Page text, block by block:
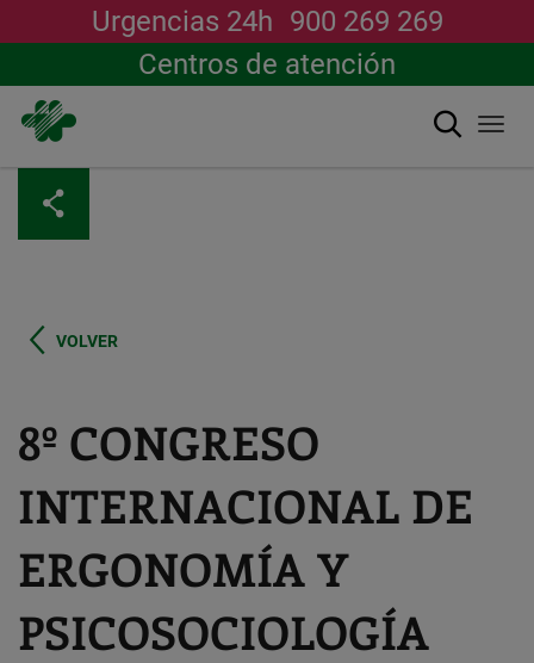
contenido
principal
Urgencias 24h 900 269 269
Centros de atención
Buscar
VOLVER
8º CONGRESO
INTERNACIONAL DE
ERGONOMÍA Y
PSICOSOCIOLOGÍA